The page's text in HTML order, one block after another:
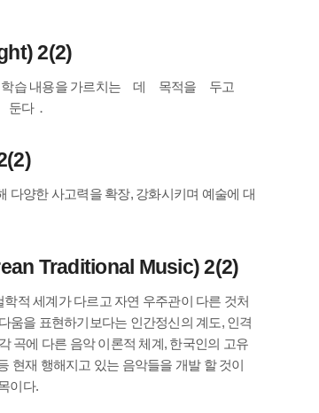
2(2)
습 내용을 가르치는 데 목적을 두고
다．
다양한 사고력을 확장, 강화시키며 예술에 대
Traditional Music) 2(2)
적 세계가 다르고 자연 우주관이 다른 것처
움을 표현하기보다는 인간정신의 계도, 인격
곡에 다른 음악 이론적 체계, 한국인의 고유
현재 행해지고 있는 음악들을 개발 할 것이
이다.